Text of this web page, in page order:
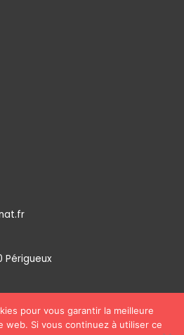
Périgueux​
pour vous garantir la meilleure
web. Si vous continuez à utiliser ce